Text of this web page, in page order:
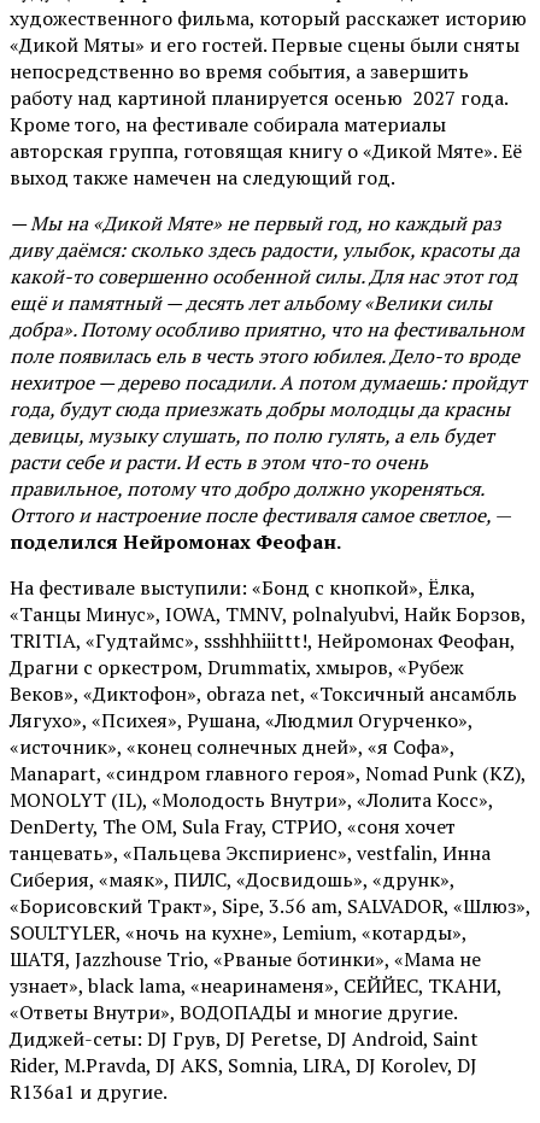
художественного фильма, который расскажет историю
«Дикой Мяты» и его гостей. Первые сцены были сняты
непосредственно во время события, а завершить
работу над картиной планируется осенью 2027 года.
Кроме того, на фестивале собирала материалы
авторская группа, готовящая книгу о «Дикой Мяте». Её
выход также намечен на следующий год.
— Мы на «Дикой Мяте» не первый год, но каждый раз
диву даёмся: сколько здесь радости, улыбок, красоты да
какой-то совершенно особенной силы. Для нас этот год
ещё и памятный — десять лет альбому «Велики силы
добра». Потому особливо приятно, что на фестивальном
поле появилась ель в честь этого юбилея. Дело-то вроде
нехитрое — дерево посадили. А потом думаешь: пройдут
года, будут сюда приезжать добры молодцы да красны
девицы, музыку слушать, по полю гулять, а ель будет
расти себе и расти. И есть в этом что-то очень
правильное, потому что добро должно укореняться.
Оттого и настроение после фестиваля самое светлое, —
поделился Нейромонах Феофан.
На фестивале выступили: «Бонд с кнопкой», Ёлка,
«Танцы Минус», IOWA, TMNV, polnalyubvi, Найк Борзов,
TRITIA, «Гудтаймс», ssshhhiiittt!, Нейромонах Феофан,
Драгни с оркестром, Drummatix, хмыров, «Рубеж
Веков», «Диктофон», obraza net, «Токсичный ансамбль
Лягухо», «Психея», Рушана, «Людмил Огурченко»,
«источник», «конец солнечных дней», «я Софа»,
Manapart, «синдром главного героя», Nomad Punk (KZ),
MONOLYT (IL), «Молодость Внутри», «Лолита Косс»,
DenDerty, The OM, Sula Fray, СТРИО, «соня хочет
танцевать», «Пальцева Экспириенс», vestfalin, Инна
Сиберия, «маяк», ПИЛС, «Досвидошь», «друнк»,
«Борисовский Тракт», Sipe, 3.56 am, SALVADOR, «Шлюз»,
SOULTYLER, «ночь на кухне», Lemium, «котарды»,
ШАТЯ, Jazzhouse Trio, «Рваные ботинки», «Мама не
узнает», black lama, «неаринаменя», СЕЙЙЕС, ТКАНИ,
«Ответы Внутри», ВОДОПАДЫ и многие другие.
Диджей-сеты: DJ Грув, DJ Peretse, DJ Android, Saint
Rider, М.Pravda, DJ AKS, Somnia, LIRA, DJ Korolev, DJ
R136a1 и другие.